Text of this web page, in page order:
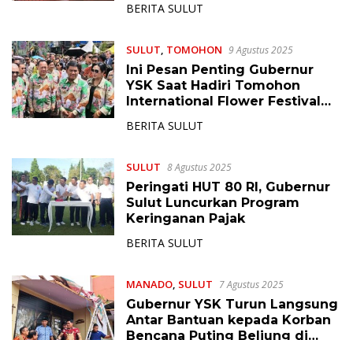
BERITA SULUT
SULUT, TOMOHON 9 Agustus 2025
Ini Pesan Penting Gubernur
YSK Saat Hadiri Tomohon
International Flower Festival
BERITA SULUT
SULUT 8 Agustus 2025
Peringati HUT 80 RI, Gubernur
Sulut Luncurkan Program
Keringanan Pajak
BERITA SULUT
MANADO, SULUT 7 Agustus 2025
Gubernur YSK Turun Langsung
Antar Bantuan kepada Korban
Bencana Puting Beliung di